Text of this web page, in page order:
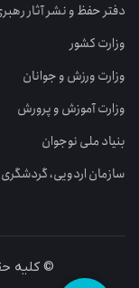
دفتر حفظ و نشر آثار
وزارت کشور
وزارت ورزش و جوانان
وزارت آموزش و پرورش
بنیاد ملی نوجوان
سازمان اردویی، گردشگری
© کلیه